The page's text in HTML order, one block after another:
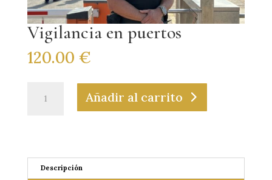
Vigilancia en puertos
120.00 €
Añadir al carrito
Descripción